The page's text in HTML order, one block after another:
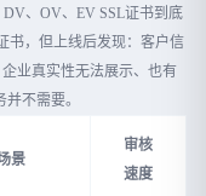
、OV、EV SSL证书到底
书，但上线后发现：客户信
业真实性无法展示、也有
不需要。
景
审核
速度